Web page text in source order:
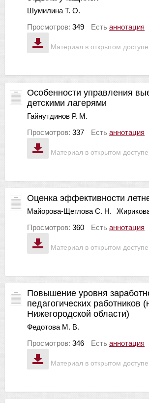
Материал в открытом доступе
Шумилина Т. О.
Просмотров: 349 Есть аннотация
Материал в открытом доступе
Особенности управления
детскими лагерями
Гайнутдинов Р. М.
Просмотров: 337 Есть аннотация
Материал в открытом доступе
Оценка эффективности
Майорова-Щеглова С. Н.
Просмотров: 360 Есть аннотация
Материал в открытом доступе
Повышение уровня
педагогических работников
Нижегородской области)
Федотова М. В.
Просмотров: 346 Есть аннотация